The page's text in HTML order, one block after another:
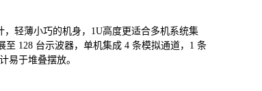
轻薄小巧的机身，1U高度更适合多机系统集
128 台示波器，单机集成 4 条模拟通道，1 条
易于堆叠摆放。